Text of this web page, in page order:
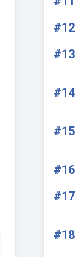
#12
#13
#14
#15
#16
#17
#18